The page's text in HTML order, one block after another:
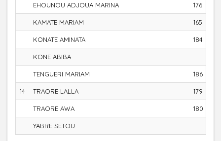
EHOUNOU ADJOUA MARINA 176
KAMATE MARIAM 165
KONATE AMINATA 184
KONE ABIBA
TENGUERI MARIAM 186
14 TRAORE LALLA 179
TRAORE AWA 180
YABRE SETOU